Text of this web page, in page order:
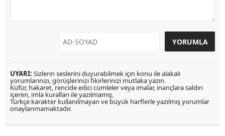
UYARI: Sizlerin seslerini duyurabilmek için konu ile alakalı
yorumlarınızı, görüşlerinizi fikirlerinizi mutlaka yazın.
Küfür, hakaret, rencide edici cümleler veya imalar, inançlara saldırı
içeren, imla kuralları ile yazılmamış,
Türkçe karakter kullanılmayan ve büyük harflerle yazılmış yorumlar
onaylanmamaktadır.